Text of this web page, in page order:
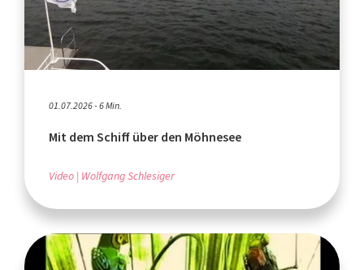
01.07.2026 - 6 Min.
Mit dem Schiff über den Möhnesee
Video Wolfgang Schlesiger